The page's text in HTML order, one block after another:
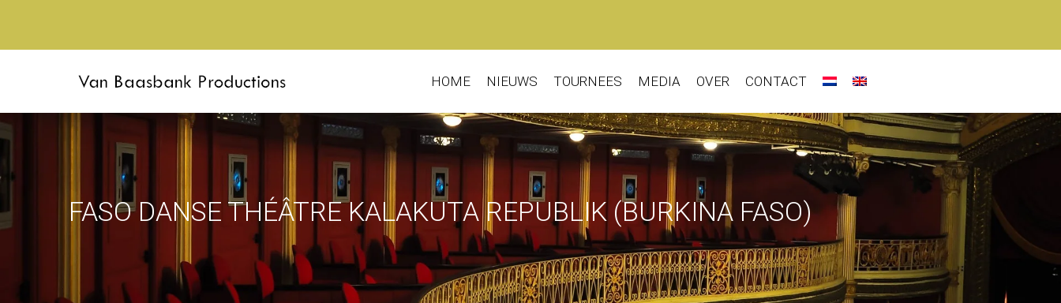
HOME NIEUWS TOURNEES MEDIA OVER CONTACT
FASO DANSE THÉÂTRE KALAKUTA REPUBLIK (BURKINA FASO)